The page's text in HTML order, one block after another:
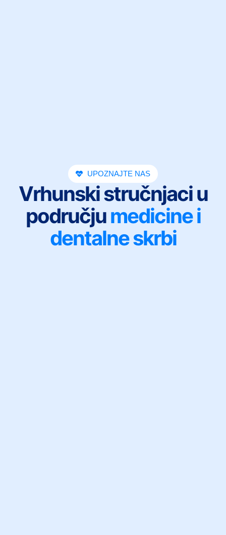
UPOZNAJTE NAS
Vrhunski stručnjaci u
područjumedicine i
dentalne skrbi